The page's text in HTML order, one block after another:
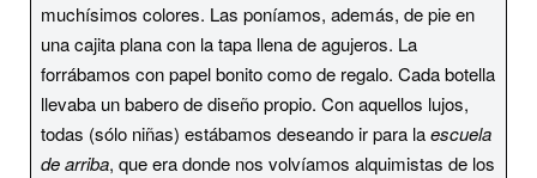
muchísimos colores. Las poníamos, además, de pie en
una cajita plana con la tapa llena de agujeros. La
forrábamos con papel bonito como de regalo. Cada botella
llevaba un babero de diseño propio. Con aquellos lujos,
todas (sólo niñas) estábamos deseando ir para laescuela
de arriba, que era donde nos volvíamos alquimistas de los